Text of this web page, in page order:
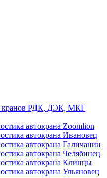
кранов РДК, ДЭК, МКГ
автокрана Zoomlion
автокрана Ивановец
автокрана Галичанин
автокрана Челябинец
автокрана Клинцы
автокрана Ульяновец